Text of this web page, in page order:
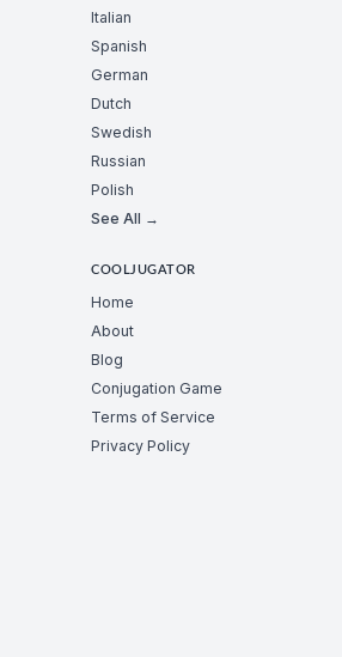
Italian
Spanish
German
Dutch
Swedish
Russian
Polish
See All →
COOLJUGATOR
Home
About
Blog
Conjugation Game
Terms of Service
Privacy Policy